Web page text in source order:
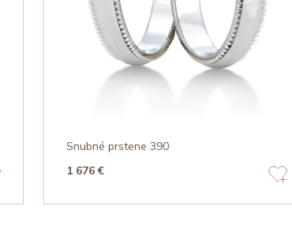
Snubné prstene 390
1 676 €